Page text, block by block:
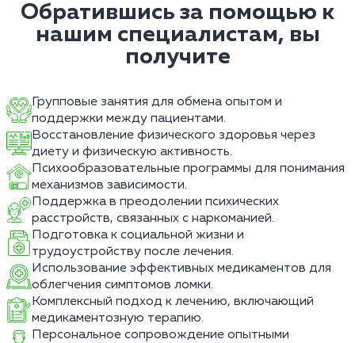
Обратившись за помощью к
нашим специалистам, вы
получите
Групповые занятия для обмена опытом и
поддержки между пациентами.
Восстановление физического здоровья через
диету и физическую активность.
Психообразовательные программы для понимания
механизмов зависимости.
Поддержка в преодолении психических
расстройств, связанных с наркоманией.
Подготовка к социальной жизни и
трудоустройству после лечения.
Использование эффективных медикаментов для
облегчения симптомов ломки.
Комплексный подход к лечению, включающий
медикаментозную терапию.
Персональное сопровождение опытными